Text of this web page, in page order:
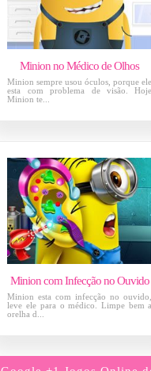
Minion no Médico de Olhos
Minion sempre usou óculos, porque ele
esta com problema de visão. Hoje
Minion te...
Minion com Infecção no Ouvido
Minion esta com infecção no ouvido,
leve ele para o médico. Limpe bem a
orelha d...